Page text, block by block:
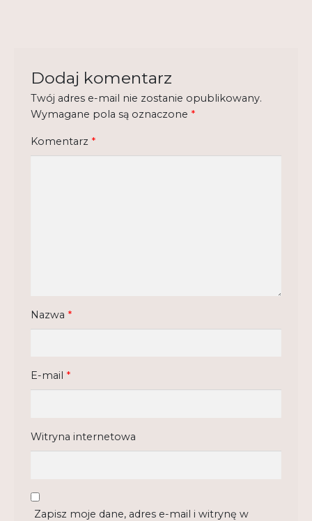
Test
Tutor na UPWr
Mistrzowie dydaktyki 2
Dodaj komentarz
Twój adres e-mail nie zostanie opublikowany.
Wymagane pola są oznaczone *
Komentarz *
Nazwa *
E-mail *
Witryna internetowa
Zapisz moje dane, adres e-mail i witrynę w